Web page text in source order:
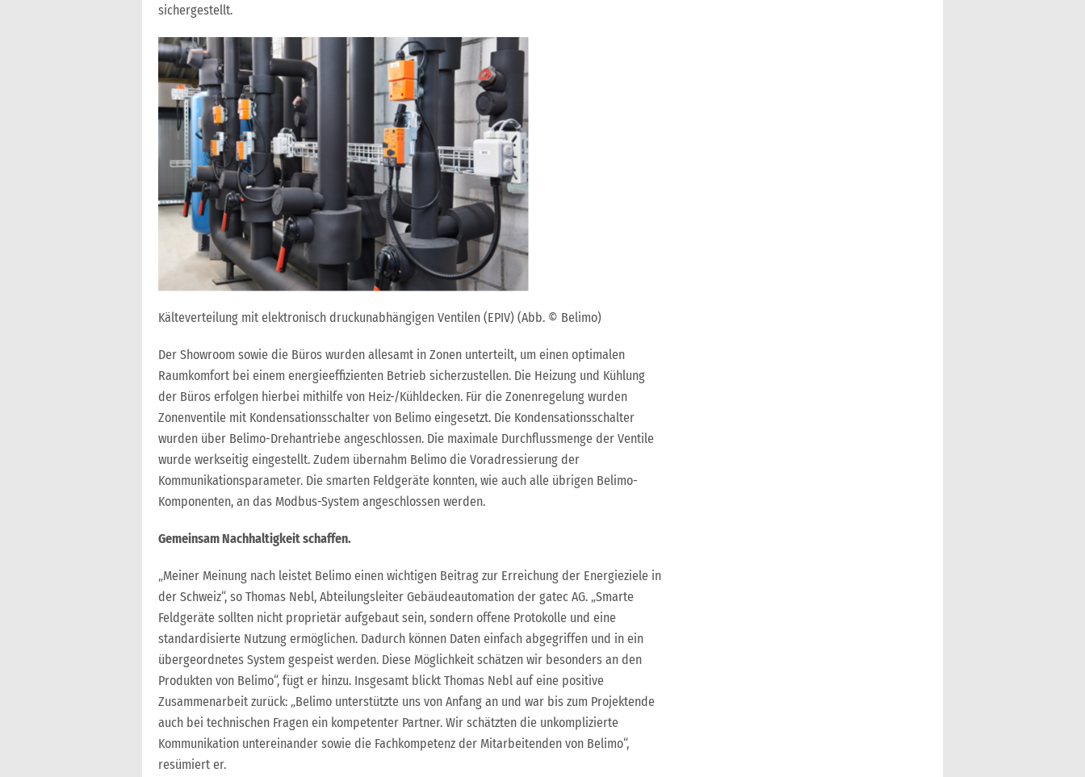
sichergestellt.
Kälteverteilung mit elektronisch druckunabhängigen Ventilen (EPIV) (Abb. © Belimo)
Der Showroom sowie die Büros wurden allesamt in Zonen unterteilt, um einen optimalen
Raumkomfort bei einem energieeffizienten Betrieb sicherzustellen. Die Heizung und Kühlung
der Büros erfolgen hierbei mithilfe von Heiz-/Kühldecken. Für die Zonenregelung wurden
Zonenventile mit Kondensationsschalter von Belimo eingesetzt. Die Kondensationsschalter
wurden über Belimo-Drehantriebe angeschlossen. Die maximale Durchflussmenge der Ventile
wurde werkseitig eingestellt. Zudem übernahm Belimo die Voradressierung der
Kommunikationsparameter. Die smarten Feldgeräte konnten, wie auch alle übrigen Belimo-
Komponenten, an das Modbus-System angeschlossen werden.
Gemeinsam Nachhaltigkeit schaffen.
„Meiner Meinung nach leistet Belimo einen wichtigen Beitrag zur Erreichung der Energieziele in
der Schweiz“, so Thomas Nebl, Abteilungsleiter Gebäudeautomation der gatec AG. „Smarte
Feldgeräte sollten nicht proprietär aufgebaut sein, sondern offene Protokolle und eine
standardisierte Nutzung ermöglichen. Dadurch können Daten einfach abgegriffen und in ein
übergeordnetes System gespeist werden. Diese Möglichkeit schätzen wir besonders an den
Produkten von Belimo“, fügt er hinzu. Insgesamt blickt Thomas Nebl auf eine positive
Zusammenarbeit zurück: „Belimo unterstützte uns von Anfang an und war bis zum Projektende
auch bei technischen Fragen ein kompetenter Partner. Wir schätzten die unkomplizierte
Kommunikation untereinander sowie die Fachkompetenz der Mitarbeitenden von Belimo“,
resümiert er.